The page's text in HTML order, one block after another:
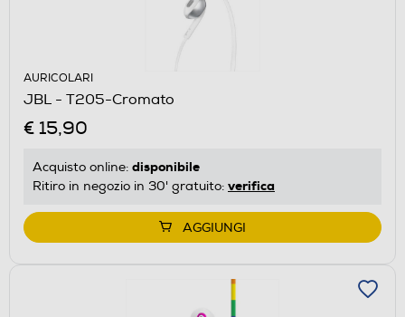
AURICOLARI
JBL - T205-Cromato
€ 15,90
Acquisto online: disponibile
Ritiro in negozio in 30' gratuito: verifica
AGGIUNGI